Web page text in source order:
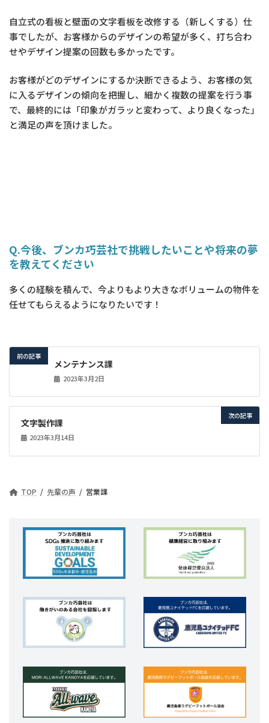
自立式の看板と壁面の文字看板を改修する（新しくする）仕
事でしたが、お客様からのデザインの希望が多く、打ち合わ
せやデザイン提案の回数も多かったです。
お客様がどのデザインにするか決断できるよう、お客様の気
に入るデザインの傾向を把握し、細かく複数の提案を行う事
で、最終的には「印象がガラッと変わって、より良くなった」
と満足の声を頂けました。
Q.今後、ブンカ巧芸社で挑戦したいことや将来の夢
を教えてください
多くの経験を積んで、今よりもより大きなボリュームの物件を
任せてもらえるようになりたいです！
前の記事
メンテナンス課
2023年3月2日
次の記事
文字製作課
2023年3月14日
TOP 先輩の声 営業課